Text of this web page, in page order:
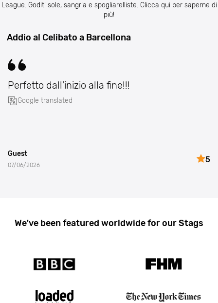
League. Goditi sole, sangria e spogliarelliste. Clicca qui per saperne di
più!
Addio al Celibato a Barcellona
dall'inizio alla fine!!!
Google translated
06/2026
5
We've been featured worldwide for our Stags